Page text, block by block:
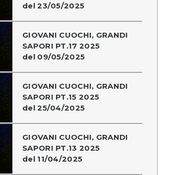
del 23/05/2025
GIOVANI CUOCHI, GRANDI
SAPORI PT.17 2025
del 09/05/2025
GIOVANI CUOCHI, GRANDI
SAPORI PT.15 2025
del 25/04/2025
GIOVANI CUOCHI, GRANDI
SAPORI PT.13 2025
del 11/04/2025